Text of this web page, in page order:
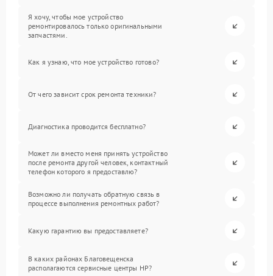
Я хочу, чтобы мое устройство
ремонтировалось только оригинальными
запчастями.
Как я узнаю, что мое устройство готово?
От чего зависит срок ремонта техники?
Диагностика проводится бесплатно?
Может ли вместо меня принять устройство
после ремонта другой человек, контактный
телефон которого я предоставлю?
Возможно ли получать обратную связь в
процессе выполнения ремонтных работ?
Какую гарантию вы предоставляете?
В каких районах Благовещенска
располагаются сервисные центры HP?